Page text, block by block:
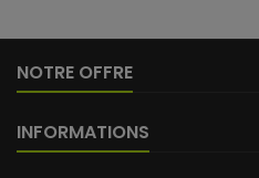
NOTRE OFFRE
INFORMATIONS